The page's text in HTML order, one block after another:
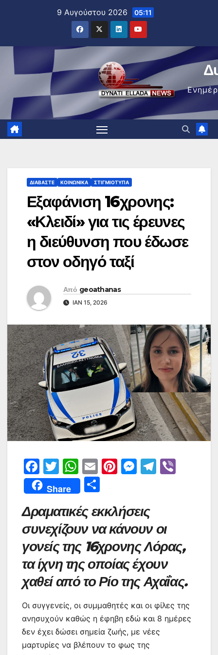
9 Αυγούστου 2026 05:11
ΔΙΑΒΆΣΤΕ ΚΟΙΝΩΝΙΚΆ ΣΤΙΓΜΙΌΤΥΠΑ
Εξαφάνιση 16χρονης:
«Κλειδί» για τις έρευνες
η διεύθυνση που έδωσε
στον οδηγό ταξί
Από geoathanas
ΙΑΝ 15, 2026
F
a
c
e
b
o
o
k
T
w
itt
er
W
h
at
s
A
p
p
E
m
ai
l
Pi
e
st
M
s
e
n
g
er
T
a
m
Share
ρ
α
σ
τε
ίτ
Δραματικές εκκλήσεις
συνεχίζουν να κάνουν οι
γονείς της 16χρονης Λόρας,
τα ίχνη της οποίας έχουν
χαθεί από το Ρίο της Αχαΐας.
Οι συγγενείς, οι συμμαθητές και οι φίλες της
ανησυχούν καθώς η έφηβη εδώ και 8 ημέρες
δεν έχει δώσει σημεία ζωής, με νέες
μαρτυρίες να βλέπουν το φως της